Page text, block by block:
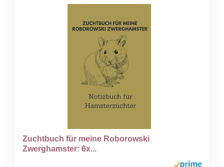
Zuchtbuch für meine Roborowski
Zwerghamster: 6x...